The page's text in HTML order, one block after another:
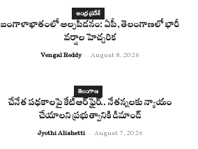
ఆంధ్ర ప్రదేశ్
బంగాళాఖాతంలో అల్పపీడనం: ఏపీ, తెలంగాణలో భారీ
వర్షాల హెచ్చరిక
Vengal Reddy - August 8, 2026
తెలంగాణ
చేనేత పథకాలపై కేటీఆర్ ఫైర్.. నేతన్నలకు న్యాయం
చేయాలని ప్రభుత్వానికి డిమాండ్
Jyothi Alishetti - August 7, 2026